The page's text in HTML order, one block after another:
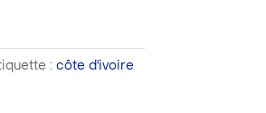
: côte d'ivoire